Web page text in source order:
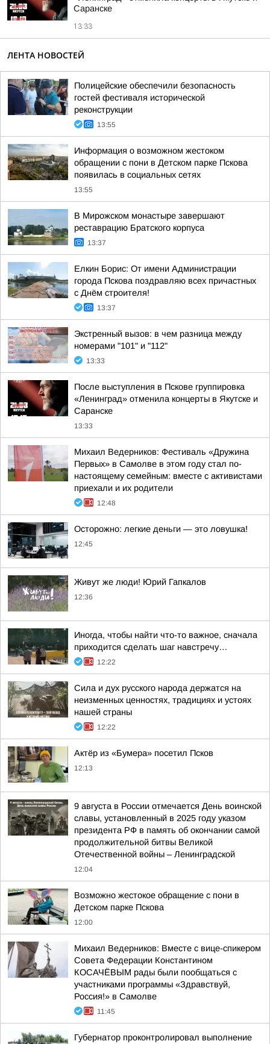
Саранске
13:33
ЛЕНТА НОВОСТЕЙ
Полицейские обеспечили безопасность
гостей фестиваля исторической
реконструкции
13:55
Информация о возможном жестоком
обращении с пони в Детском парке Пскова
появилась в социальных сетях
13:55
В Мирожском монастыре завершают
реставрацию Братского корпуса
13:37
Елкин Борис: От имени Администрации
города Пскова поздравляю всех причастных
с Днём строителя!
13:37
Экстренный вызов: в чем разница между
номерами "101" и "112"
13:33
После выступления в Пскове группировка
«Ленинград» отменила концерты в Якутске и
Саранске
13:33
Михаил Ведерников: Фестиваль «Дружина
Первых» в Самолве в этом году стал по-
настоящему семейным: вместе с активистами
приехали и их родители
12:48
Осторожно: легкие деньги — это ловушка!
12:45
Живут же люди! Юрий Гапкалов
12:36
Иногда, чтобы найти что-то важное, сначала
приходится сделать шаг навстречу…
12:22
Сила и дух русского народа держатся на
неизменных ценностях, традициях и устоях
нашей страны
12:22
Актёр из «Бумера» посетил Псков
12:13
9 августа в России отмечается День воинской
славы, установленный в 2025 году указом
президента РФ в память об окончании самой
продолжительной битвы Великой
Отечественной войны – Ленинградской
12:04
Возможно жестокое обращение с пони в
Детском парке Пскова
12:00
Михаил Ведерников: Вместе с вице-спикером
Совета Федерации Константином
КОСАЧЁВЫМ рады были пообщаться с
участниками программы «Здравствуй,
Россия!» в Самолве
11:45
Губернатор проконтролировал выполнение